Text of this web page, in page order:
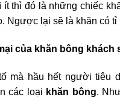
ít thì đó là những chiếc
Ngược lại sẽ là khăn có tỉ
của khăn bông khách
mà hầu hết người tiêu
các loại khăn bông.